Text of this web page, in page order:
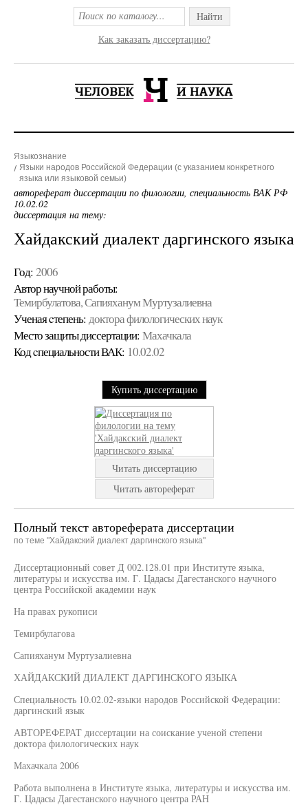
Найти
Как заказать диссертацию?
Языкознание
Языки народов Российской Федерации (с указанием конкретного
языка или языковой семьи)
автореферат диссертации по филологии, специальность ВАК РФ
10.02.02
диссертация на тему:
Хайдакский диалект даргинского языка
Год: 2006
Автор научной работы:
Темирбулатова, Сапияханум Муртузалиевна
Ученая cтепень: доктора филологических наук
Место защиты диссертации: Махачкала
Код cпециальности ВАК: 10.02.02
Купить диссертацию
Читать диссертацию
Читать автореферат
Полный текст автореферата диссертации
по теме "Хайдакский диалект даргинского языка"
Диссертационный совет Д 002.128.01 при Институте языка,
литературы и искусства им. Г. Цадасы Дагестанского научного
центра Российской академии наук
На правах рукописи
Темирбулагова
Сапияханум Муртузалиевна
ХАЙДАКСКИЙ ДИАЛЕКТ ДАРГИНСКОГО ЯЗЫКА
Специальность 10.02.02-языки народов Российской Федерации:
даргинский язык
АВТОРЕФЕРАТ диссертации на соискание ученой степени
доктора филологических наук
Махачкала 2006
Работа выполнена в Институте языка, литературы и искусства им.
Г. Цадасы Дагестанского научного центра РАН